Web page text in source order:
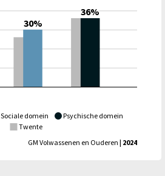
Sociale domein
Psychische domein
Twente
30%
36%
GM Volwassenen en Ouderen | 2024